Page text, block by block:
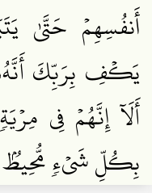
أَنفُسِهِمۡ حَتَّىٰ
يَكۡفِ بِرَبِّكَ
أَلَآ إِنَّهُمۡ فِي
بِكُلِّ شَيۡءٖ مُّحِيطُۢ